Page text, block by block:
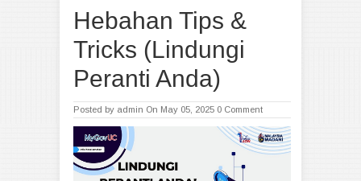
Hebahan Tips &
Tricks (Lindungi
Peranti Anda)
Posted by admin On May 05, 2025 0 Comment